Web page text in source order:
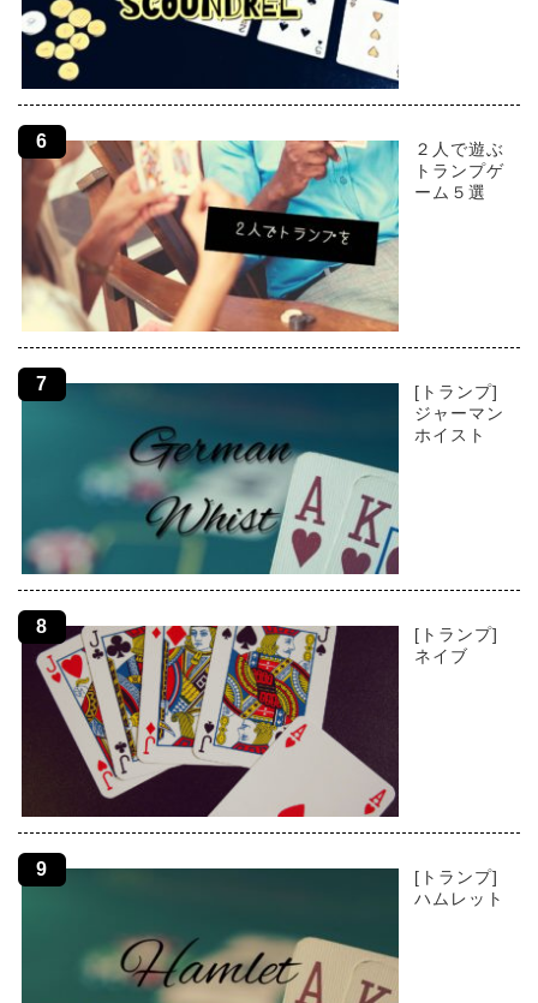
２人で遊ぶ
トランプゲ
ーム５選
[トランプ]
ジャーマン
ホイスト
[トランプ]
ネイブ
[トランプ]
ハムレット